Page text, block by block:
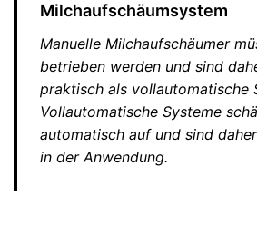
Milchaufschäumsystem
Manuelle Milchaufschäumer
betrieben werden und sind
praktisch als vollautomatische
Vollautomatische Systeme
automatisch auf und sind
in der Anwendung.